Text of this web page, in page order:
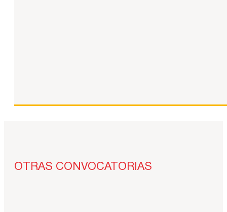
OTRAS CONVOCATORIAS